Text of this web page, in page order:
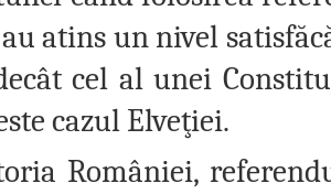
atins un nivel
cel al unei
cazul Elveţiei.
României,